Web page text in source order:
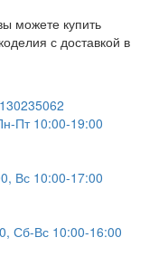
можете купить
с доставкой в
Пт 10:00-19:00
Вс 10:00-17:00
Сб-Вс 10:00-16:00